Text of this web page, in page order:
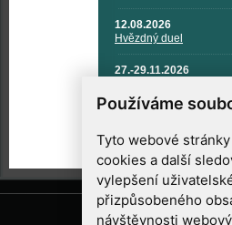
Používáme
Tyto webové
cookies a další
vylepšení
přizpůsobeného
návštěvnosti
12.08.2026
Hvězdný duel
27.-29.11.2026
TECHNIKA A
TECHNOLOGIE